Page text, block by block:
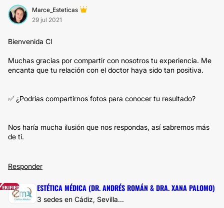
Marce_Esteticas
29 jul 2021
Bienvenida Cl
Muchas gracias por compartir con nosotros tu experiencia. Me
encanta que tu relación con el doctor haya sido tan positiva.
✅ ¿Podrías compartirnos fotos para conocer tu resultado?
Nos haría mucha ilusión que nos respondas, así sabremos más
de ti.
Responder
ESTÉTICA MÉDICA (DR. ANDRÉS ROMÁN & DRA. XANA PALOMO)
3 sedes en Cádiz, Sevilla...